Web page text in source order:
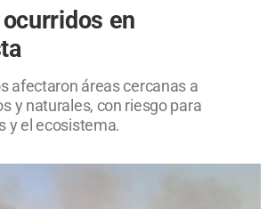
en
afectaron áreas cercanas a
y naturales, con riesgo para
y el ecosistema.